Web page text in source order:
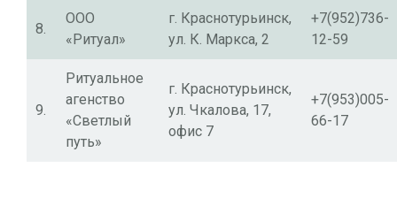
8.
ООО
«Ритуал»
г. Краснотурьинск,
ул. К. Маркса, 2
+7(952)736-
12-59
9.
Ритуальное
агенство
«Светлый
путь»
г. Краснотурьинск,
ул. Чкалова, 17,
офис 7
+7(953)005-
66-17